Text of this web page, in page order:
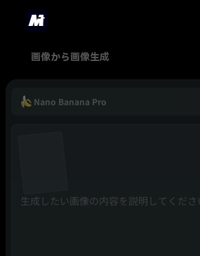
画像から画像生成
Nano Banana Pro